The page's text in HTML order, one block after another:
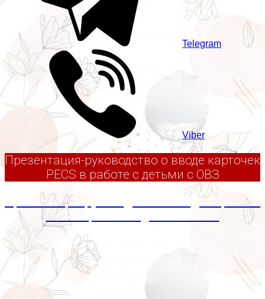
Telegram
Viber
Презентация-руководство о вводе карточек
PECS в работе с детьми с ОВЗ
Презентация-руководство о вводе карточек
PECS в работе с детьми с ОВЗ